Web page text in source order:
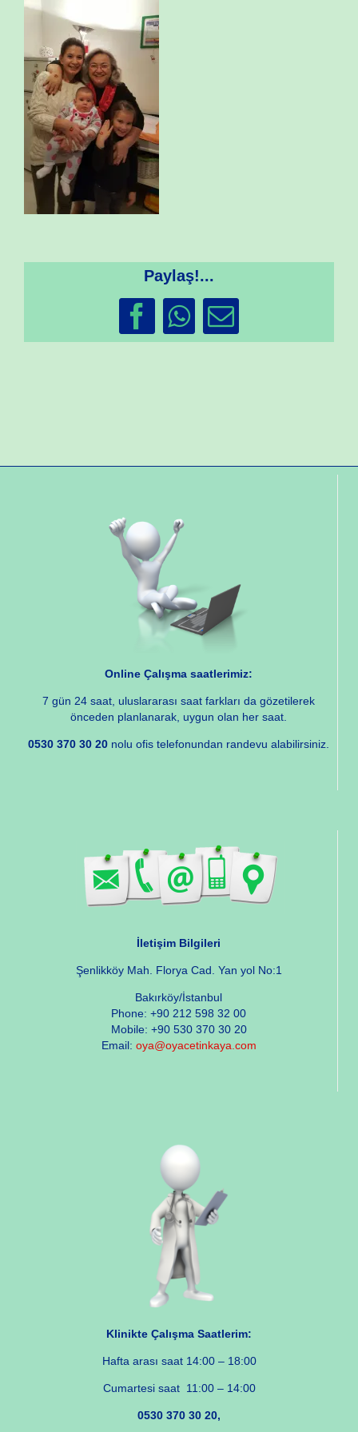
Paylaş!...
Facebook
WhatsApp
Email
Online Çalışma saatlerimiz:
7 gün 24 saat, uluslararası saat farkları da gözetilerek
önceden planlanarak, uygun olan her saat.
0530 370 30 20 nolu ofis telefonundan randevu alabilirsiniz.
İletişim Bilgileri
Şenlikköy Mah. Florya Cad. Yan yol No:1
Bakırköy/İstanbul
Phone: +90 212 598 32 00
Mobile: +90 530 370 30 20
Email: oya@oyacetinkaya.com
Klinikte Çalışma Saatlerim:
Hafta arası saat 14:00 – 18:00
Cumartesi saat 11:00 – 14:00
0530 370 30 20,